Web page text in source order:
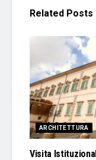
Related Posts
ARCHITETTURA
Visita